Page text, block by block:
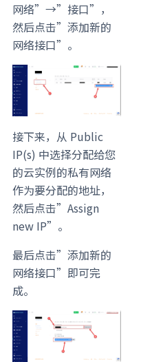
网络”→”接口”，
然后点击”添加新的
网络接口”。
接下来，从 Public
IP(s) 中选择分配给您
的云实例的私有网络
作为要分配的地址，
然后点击”Assign
new IP”。
最后点击”添加新的
网络接口”即可完
成。